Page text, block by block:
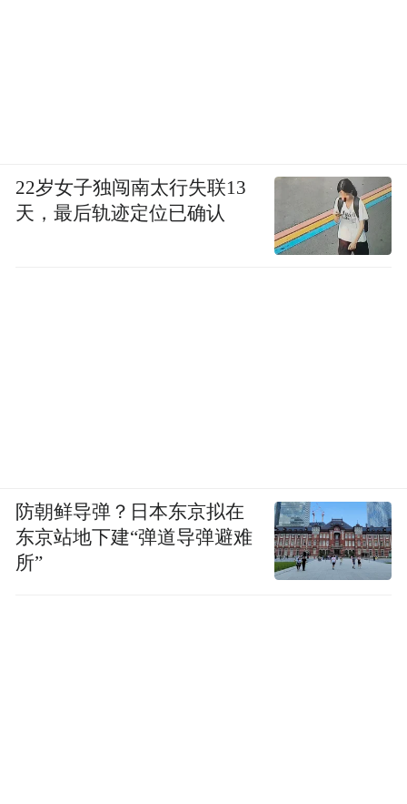
22岁女子独闯南太行失联13
天，最后轨迹定位已确认
防朝鲜导弹？日本东京拟在
东京站地下建“弹道导弹避难
所”